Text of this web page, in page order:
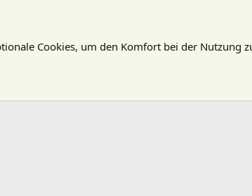
Cookies, um den Komfort bei der Nutzung